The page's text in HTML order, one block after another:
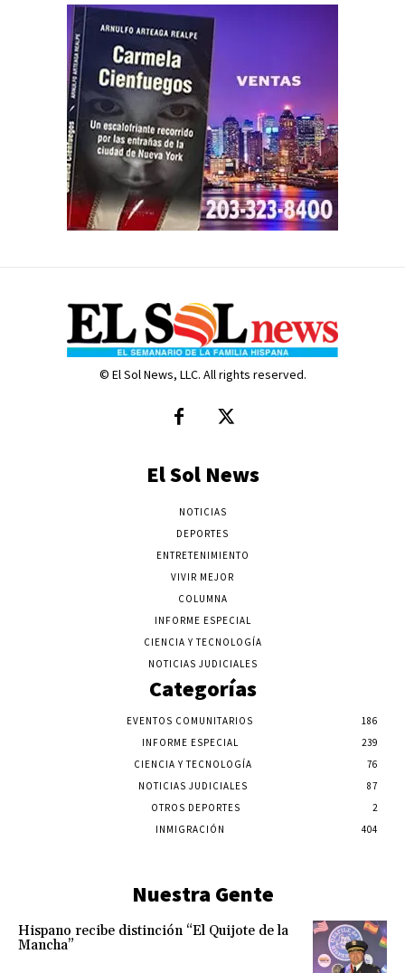
© El Sol News, LLC. All rights reserved.
El Sol News
NOTICIAS
DEPORTES
ENTRETENIMIENTO
VIVIR MEJOR
COLUMNA
INFORME ESPECIAL
CIENCIA Y TECNOLOGÍA
NOTICIAS JUDICIALES
Categorías
EVENTOS COMUNITARIOS
186
INFORME ESPECIAL
239
CIENCIA Y TECNOLOGÍA
76
NOTICIAS JUDICIALES
87
OTROS DEPORTES
2
INMIGRACIÓN
404
Nuestra Gente
Hispano recibe distinción “El Quijote de la
Mancha”